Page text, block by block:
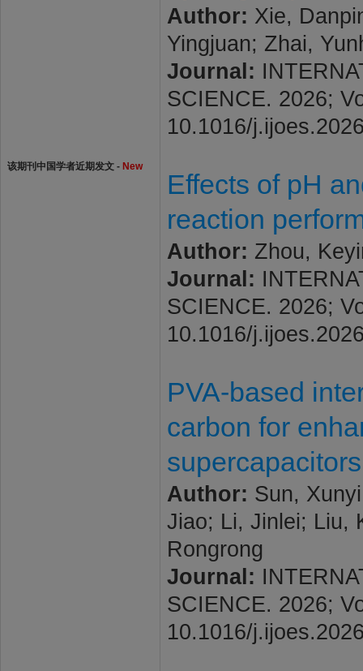
该期刊中国学者近期发文 - New
Author: Xie,
Yingjuan; Zhai,
Journal:
SCIENCE. 2026;
10.1016/
Effects of pH
reaction
Author: Zhou,
Journal:
SCIENCE. 2026;
10.1016/
PVA-based
carbon for
supercapacitors
Author: Sun,
Jiao; Li, Jinlei; Liu,
Rongrong
Journal:
SCIENCE. 2026;
10.1016/